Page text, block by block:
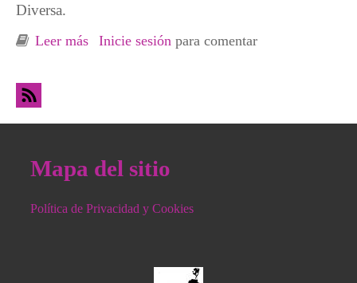
Diversa.
Leer más sobre La violencia heteropatriarcal y estatal,
Inicie sesión para comentar
Mapa del sitio
Política de Privacidad y Cookies